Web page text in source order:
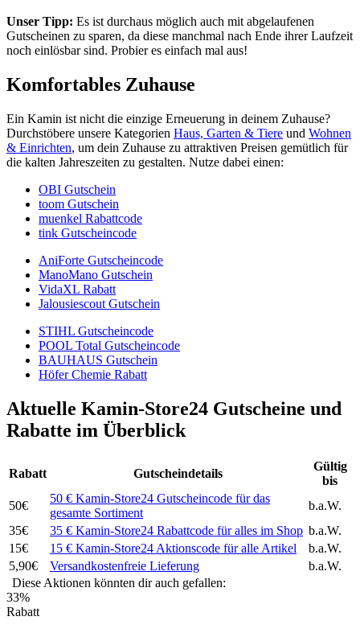
Unser Tipp: Es ist durchaus möglich auch mit abgelaufenen
Gutscheinen zu sparen, da diese manchmal nach Ende ihrer Laufzeit
noch einlösbar sind. Probier es einfach mal aus!
Komfortables Zuhause
Ein Kamin ist nicht die einzige Erneuerung in deinem Zuhause?
Durchstöbere unsere Kategorien Haus, Garten & Tiere und Wohnen
& Einrichten, um dein Zuhause zu attraktiven Preisen gemütlich für
die kalten Jahreszeiten zu gestalten. Nutze dabei einen:
OBI Gutschein
toom Gutschein
muenkel Rabattcode
tink Gutscheincode
AniForte Gutscheincode
ManoMano Gutschein
VidaXL Rabatt
Jalousiescout Gutschein
STIHL Gutscheincode
POOL Total Gutscheincode
BAUHAUS Gutschein
Höfer Chemie Rabatt
Aktuelle Kamin-Store24 Gutscheine und
Rabatte im Überblick
Rabatt Gutscheindetails
Gültig
bis
50€
50 € Kamin-Store24 Gutscheincode für das
gesamte Sortiment
b.a.W.
35€
35 € Kamin-Store24 Rabattcode für alles im Shop b.a.W.
15€
15 € Kamin-Store24 Aktionscode für alle Artikel
b.a.W.
5,90€
Versandkostenfreie Lieferung
b.a.W.
Diese Aktionen könnten dir auch gefallen:
33%
Rabatt